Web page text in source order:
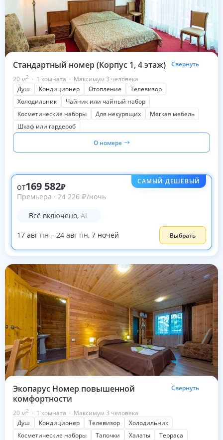
Стандартный номер (Корпус 1, 4 этаж)
Свернуть
20 м2 · 1 комната · Максимум 3 человека
Душ
Кондиционер Отопление
Телевизор
Холодильник
Чайник или чайный набор
Косметические наборы
Для некурящих
Мягкая мебель
Шкаф или гардероб
О номере
САМЫЙ ДЕШЁВЫЙ
от169 582
Премьера · 24 226 ₽/ночь
Всё включено, AI
17 авг пн – 24 авг пн, 7 ночей Выбрать
Экопарус Номер повышенной
комфортности
Свернуть
20 м2 · 1 комната · Максимум 3 человека
Душ
Кондиционер Телевизор
Холодильник
Косметические наборы
Тапочки Халаты
Терраса